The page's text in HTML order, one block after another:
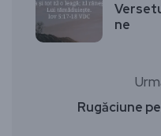
ne
Rugăciune